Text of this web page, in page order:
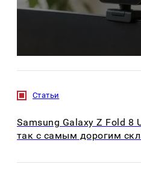
Статьи
Samsung Galaxy Z Fold 8
так с самым дорогим